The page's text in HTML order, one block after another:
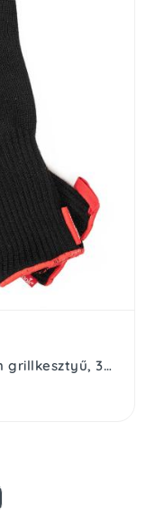
Barbecook BC-ACC-7052 prémium grillkesztyű, 33cm, fekete